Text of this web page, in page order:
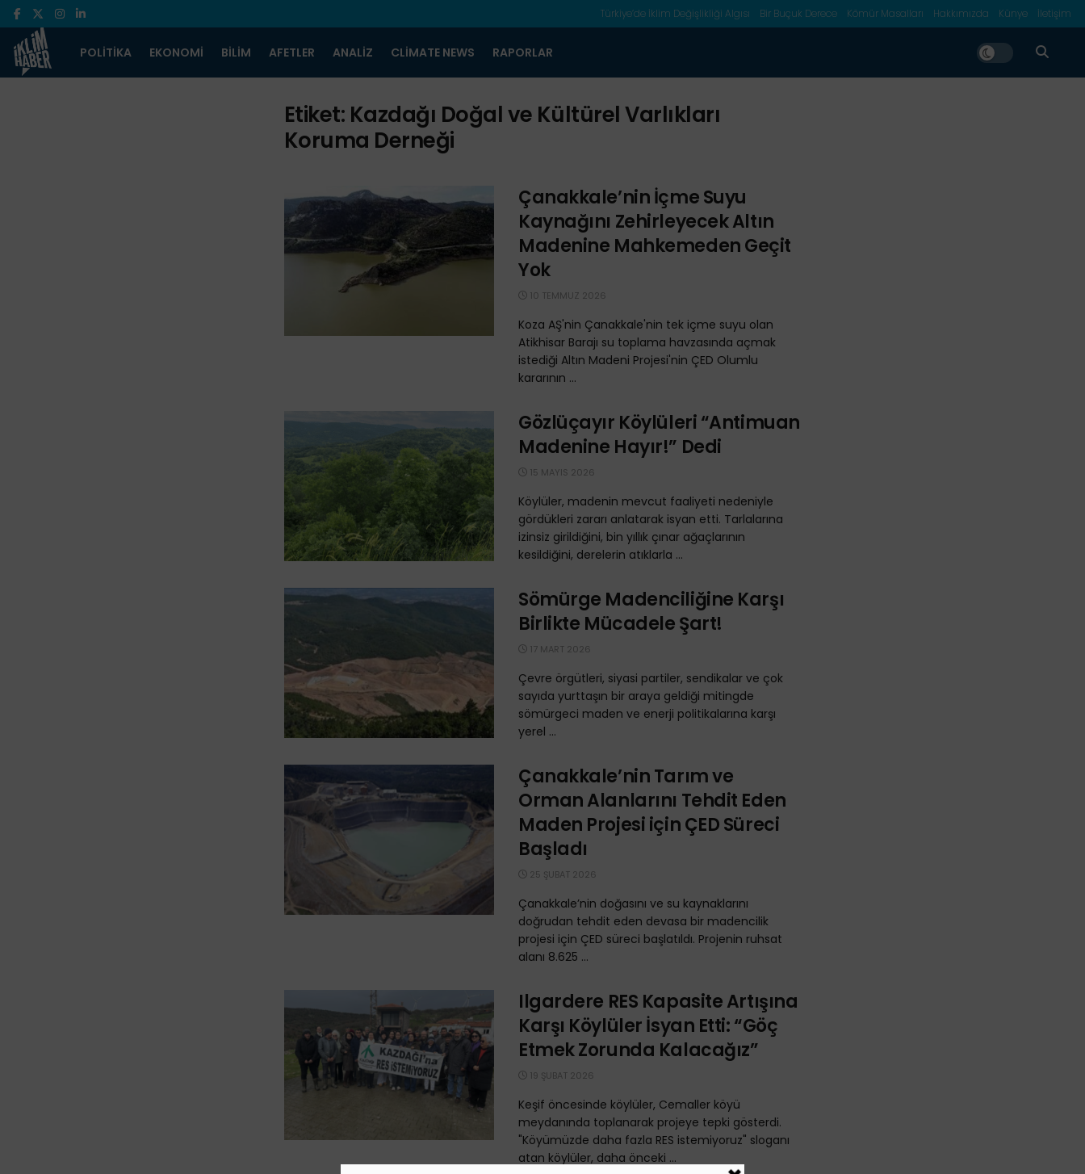
Türkiye’de İklim Değişlikliği Algısı Bir Buçuk Derece Kömür Masalları Hakkımızda Künye İletişim
POLITIKA EKONOMI BILIM AFETLER ANALIZ CLIMATE NEWS RAPORLAR
Etiket: Kazdağı Doğal ve Kültürel Varlıkları
Koruma Derneği
Çanakkale’nin İçme Suyu
Kaynağını Zehirleyecek Altın
Madenine Mahkemeden Geçit
Yok
10 TEMMUZ 2026
Koza AŞ'nin Çanakkale'nin tek içme suyu olan
Atikhisar Barajı su toplama havzasında açmak
istediği Altın Madeni Projesi'nin ÇED Olumlu
kararının ...
Gözlüçayır Köylüleri “Antimuan
Madenine Hayır!” Dedi
15 MAYIS 2026
Köylüler, madenin mevcut faaliyeti nedeniyle
gördükleri zararı anlatarak isyan etti. Tarlalarına
izinsiz girildiğini, bin yıllık çınar ağaçlarının
kesildiğini, derelerin atıklarla ...
Sömürge Madenciliğine Karşı
Birlikte Mücadele Şart!
17 MART 2026
Çevre örgütleri, siyasi partiler, sendikalar ve çok
sayıda yurttaşın bir araya geldiği mitingde
sömürgeci maden ve enerji politikalarına karşı
yerel ...
Çanakkale’nin Tarım ve
Orman Alanlarını Tehdit Eden
Maden Projesi için ÇED Süreci
Başladı
25 ŞUBAT 2026
Çanakkale’nin doğasını ve su kaynaklarını
doğrudan tehdit eden devasa bir madencilik
projesi için ÇED süreci başlatıldı. Projenin ruhsat
alanı 8.625 ...
Ilgardere RES Kapasite Artışına
Karşı Köylüler İsyan Etti: “Göç
Etmek Zorunda Kalacağız”
19 ŞUBAT 2026
Keşif öncesinde köylüler, Cemaller köyü
meydanında toplanarak projeye tepki gösterdi.
"Köyümüzde daha fazla RES istemiyoruz" sloganı
atan köylüler, daha önceki ...